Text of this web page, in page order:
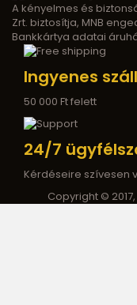
A kényelmes és
Zrt. biztosítja, MNB
Bankkártya adatai
Ingyenes
50 000 Ft felett
24/7
Kérdéseire szívesen
Copyright ©